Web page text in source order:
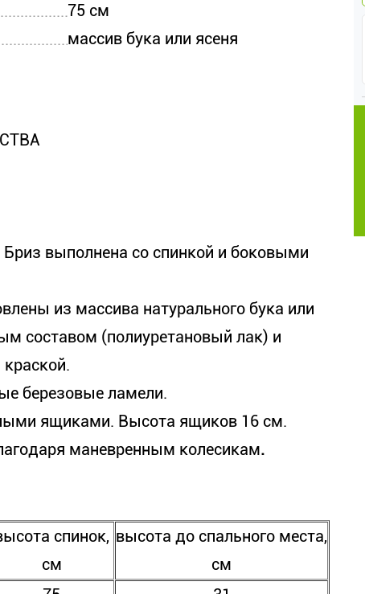
75 см
массив бука или ясеня
выполнена со спинкой и боковыми
из массива натурального бука или
составом (полиуретановый лак) и
березовые ламели.
ящиками. Высота ящиков 16 см.
маневренным колесикам.
спинок,
см
высота до спального места,
см